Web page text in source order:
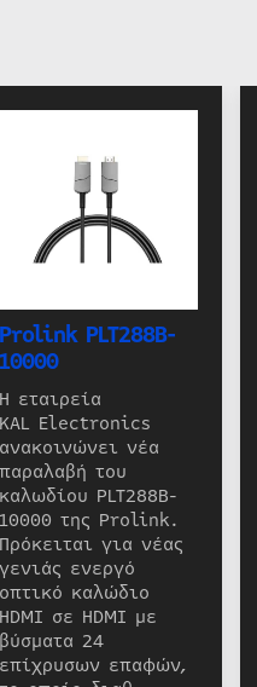
Prolink PLT288B-
10000
Η εταιρεία
KAL Electronics
ανακοινώνει νέα
παραλαβή του
καλωδίου PLT288B-
10000 της Prolink.
Πρόκειται για νέας
γενιάς ενεργό
οπτικό καλώδιο
HDMI σε HDMI με
βύσματα 24
επίχρυσων επαφών,